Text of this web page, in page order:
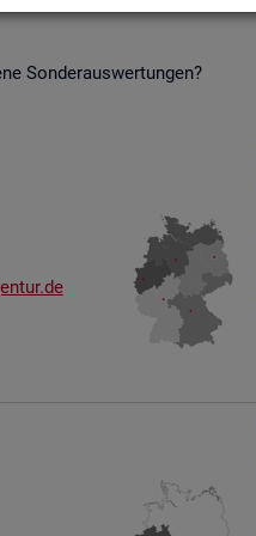
Son­der­aus­wer­tun­gen?